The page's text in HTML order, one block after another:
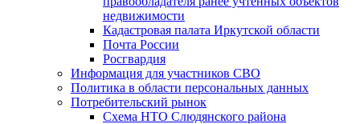
недвижимости
Кадастровая палата Иркутской области
Почта России
Росгвардия
Информация для участников СВО
Политика в области персональных данных
Потребительский рынок
Схема НТО Слюдянского района